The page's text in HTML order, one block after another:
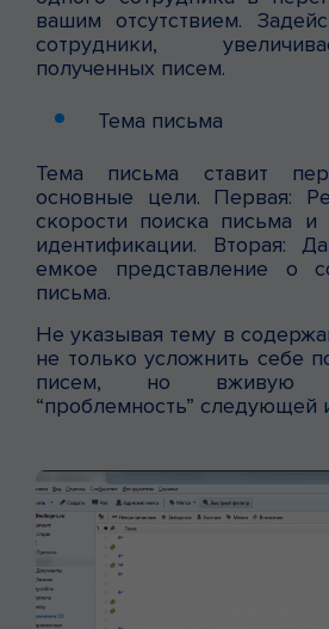
вашим отсутствием.
сотрудники,
полученных писем.
Тема письма
Тема письма ставит
основные цели. Первая:
скорости поиска письма и
идентификации. Вторая:
емкое представление о
письма.
Не указывая тему в
не только усложнить себе
писем, но вживую
“проблемность” следующей